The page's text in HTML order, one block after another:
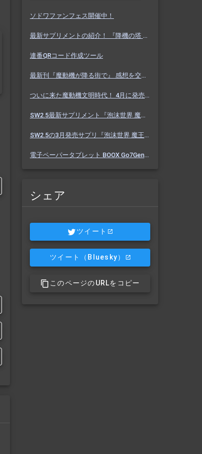
ソドワファンフェス開催中！
最新サプリメントの紹介！ 『降機の塔 ヴァセーゴ』 魔動機好きなら必見！ 随伴魔動機と旅に出よう！
連番QRコード作成ツール
最新刊『魔動機が降る街で』 感想を交えて紹介します！ 魔動機テーマの小説！ おもしろいデータも多数！
ついに来た魔動機文明時代！ 4月に発売のソドワ最新刊 『魔動機が降る街で』 紹介・予想・考察！
SW2.5最新サプリメント『泡沫世界 魔王宮殿』 バーっと読んだ感想を交えて紹介します！！
SW2.5の3月発売サプリ『泡沫世界 魔王宮殿』 これまでにわかった内容を予想を交えて紹介
電子ペーパータブレット BOOX Go7Gen2 購入しました【Eink】
シェア
ツイート
ツイート （Bluesky）
このページのURLをコピー